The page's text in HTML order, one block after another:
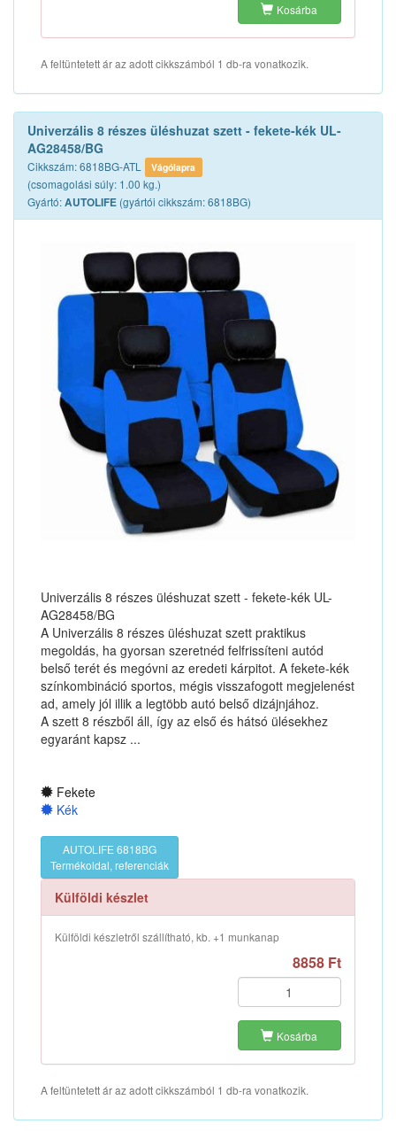
Kosárba
A feltüntetett ár az adott cikkszámból 1 db-ra vonatkozik.
Univerzális 8 részes üléshuzat szett - fekete-kék UL-
AG28458/BG
Cikkszám: 6818BG-ATL Vágólapra
(csomagolási súly: 1.00 kg.)
Gyártó:AUTOLIFE (gyártói cikkszám: 6818BG)
Univerzális 8 részes üléshuzat szett - fekete-kék UL-
AG28458/BG
A Univerzális 8 részes üléshuzat szett praktikus
megoldás, ha gyorsan szeretnéd felfrissíteni autód
belső terét és megóvni az eredeti kárpitot. A fekete-kék
színkombináció sportos, mégis visszafogott megjelenést
ad, amely jól illik a legtöbb autó belső dizájnjához.
A szett 8 részből áll, így az első és hátsó ülésekhez
egyaránt kapsz ...
Fekete
Kék
AUTOLIFE 6818BG
Termékoldal, referenciák
Külföldi készlet
Külföldi készletről szállítható, kb. +1 munkanap
8858 Ft
Kosárba
A feltüntetett ár az adott cikkszámból 1 db-ra vonatkozik.